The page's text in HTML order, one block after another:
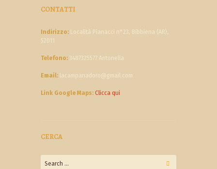
CONTATTI
Indirizzo: Località Pianacci n°23, Bibbiena (AR),
52011
Telefono: 3487325577 Antonella
Email: lacampanadoro@gmail.com
Link Google Maps: Clicca qui
CERCA